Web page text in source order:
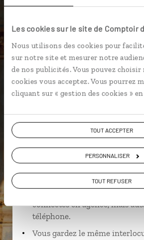
Les cookies sur le site de Comptoir
Nous utilisons des cookies pour
sur notre site et mesurer notre
de nos publicités. Vous pouvez
cookies vous acceptez. Vous pourrez
cliquant sur « gestion des cookies » en
TOUT ACCEPTER
PERSONNALISER
TOUT REFUSER
Julien,
Suivez vos envies et demandez
spécialistes
Ils sauront organiser votre
près de vos envies et de la
Échangez en face à face ou
connectés en agence, mais
téléphone.
Vous gardez le même